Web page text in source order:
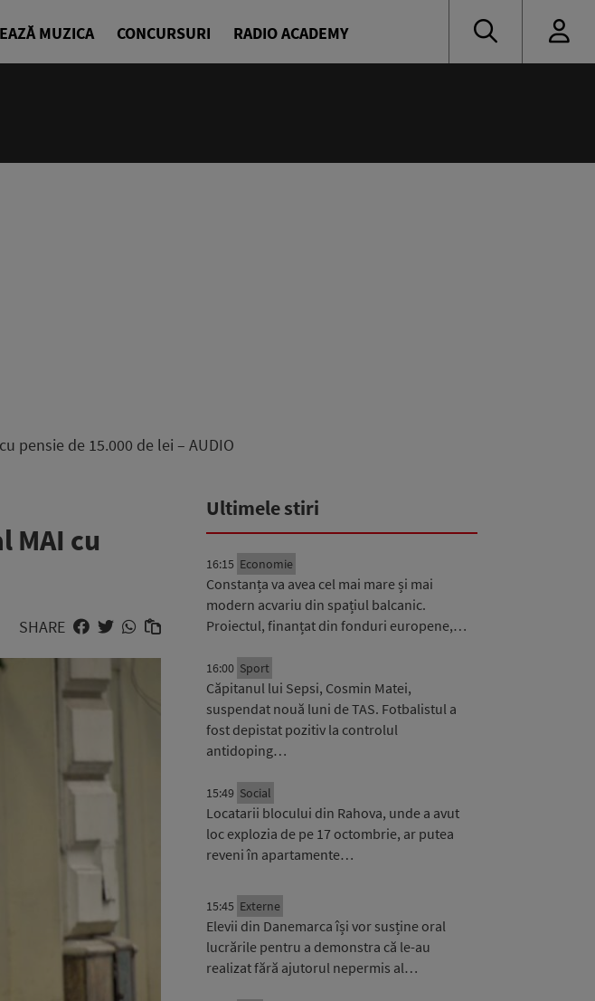
MUZICA CONCURSURI RADIO ACADEMY
pensie de 15.000 de lei – AUDIO
MAI cu
SHARE
Ultimele stiri
16:15 Economie
Constanța va avea cel mai mare și mai
modern acvariu din spațiul balcanic.
Proiectul, finanțat din fonduri europene,…
16:00 Sport
Căpitanul lui Sepsi, Cosmin Matei,
suspendat nouă luni de TAS. Fotbalistul a
fost depistat pozitiv la controlul
antidoping…
15:49 Social
Locatarii blocului din Rahova, unde a avut
loc explozia de pe 17 octombrie, ar putea
reveni în apartamente…
15:45 Externe
Elevii din Danemarca își vor susține oral
lucrările pentru a demonstra că le-au
realizat fără ajutorul nepermis al…